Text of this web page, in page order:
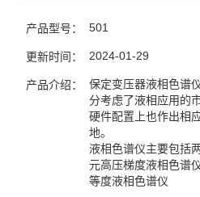
产品型号： 501
更新时间： 2024-01-29
产品介绍：
保定变压器液相色谱
分考虑了液相应用的
硬件配置上也作出相
地。
液相色谱仪主要包括
元高压梯度液相色谱仪
等度液相色谱仪